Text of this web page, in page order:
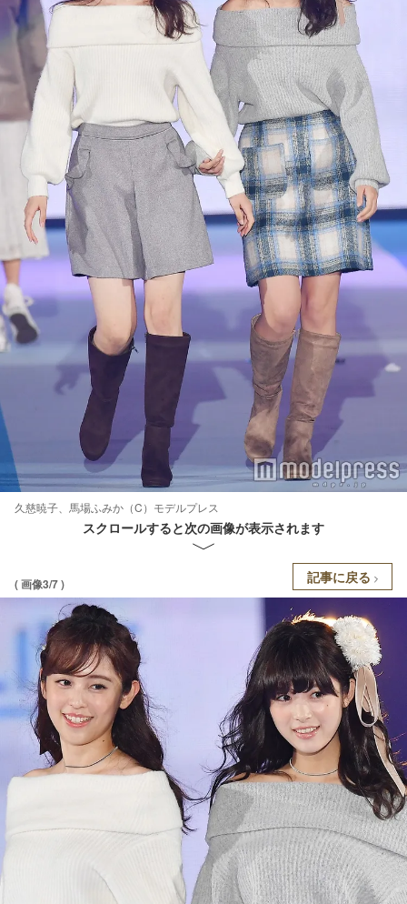
久慈暁子、馬場ふみか（C）モデルプレス
スクロールすると次の画像が表示されます
( 画像3/7 ) 記事に戻る